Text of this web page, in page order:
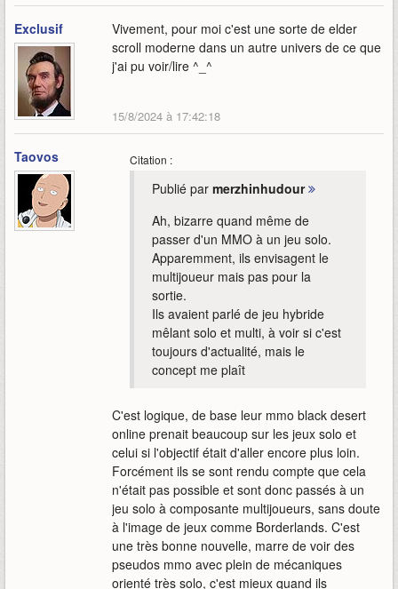
Exclusif
Vivement, pour moi c'est une sorte de elder
scroll moderne dans un autre univers de ce que
j'ai pu voir/lire ^_^
15/8/2024 à 17:42:18
Taovos Citation :
Publié par merzhinhudour
Ah, bizarre quand même de
passer d'un MMO à un jeu solo.
Apparemment, ils envisagent le
multijoueur mais pas pour la
sortie.
Ils avaient parlé de jeu hybride
mêlant solo et multi, à voir si c'est
toujours d'actualité, mais le
concept me plaît
C'est logique, de base leur mmo black desert
online prenait beaucoup sur les jeux solo et
celui si l'objectif était d'aller encore plus loin.
Forcément ils se sont rendu compte que cela
n'était pas possible et sont donc passés à un
jeu solo à composante multijoueurs, sans doute
à l'image de jeux comme Borderlands. C'est
une très bonne nouvelle, marre de voir des
pseudos mmo avec plein de mécaniques
orienté très solo, c'est mieux quand ils